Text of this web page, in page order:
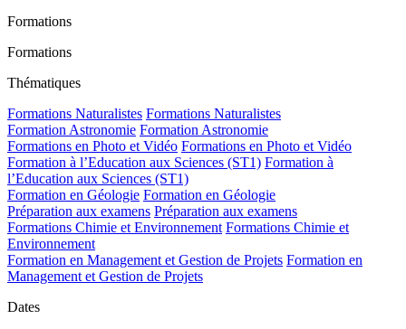
Formations
Formations
Thématiques
Formations Naturalistes Formations Naturalistes
Formation Astronomie Formation Astronomie
Formations en Photo et Vidéo Formations en Photo et Vidéo
Formation à l’Education aux Sciences (ST1) Formation à
l’Education aux Sciences (ST1)
Formation en Géologie Formation en Géologie
Préparation aux examens Préparation aux examens
Formations Chimie et Environnement Formations Chimie et
Environnement
Formation en Management et Gestion de Projets Formation en
Management et Gestion de Projets
Dates